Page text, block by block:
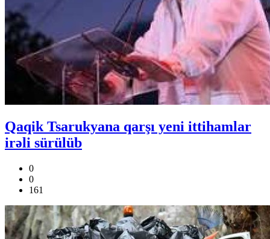
Qaqik Tsarukyana qarşı yeni ittihamlar
irəli sürülüb
0
0
161